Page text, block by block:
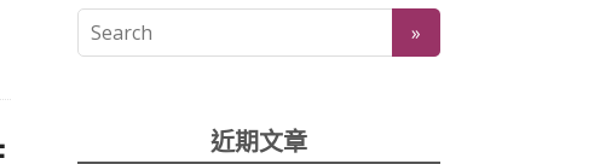
近期文章